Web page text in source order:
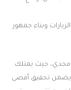
وبناء جمهور
مجدي، حيث يمتلك
يضمن تحقيق أقصى